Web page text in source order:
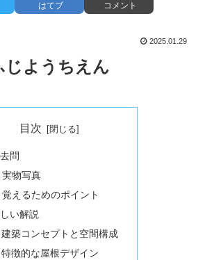
はてブ コメント
2025.01.29
じようちえん
目次
問
実物写真
覚えるためのポイント
い解説
築コンセプトと空間構成
徴的な屋根デザイン